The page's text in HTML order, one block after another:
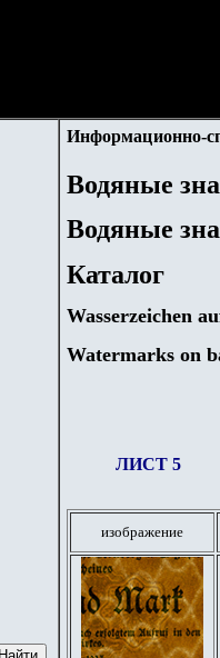
Информационно-
Водяные
Водяные
Каталог
Wasserzeichen
Watermarks on
ЛИСТ 5
изображение